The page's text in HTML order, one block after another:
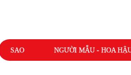
SAO NGƯỜI MẪU - HOA